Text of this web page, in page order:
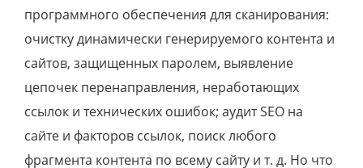
программного обеспечения для сканирования:
очистку динамически генерируемого контента и
сайтов, защищенных паролем, выявление
цепочек перенаправления, неработающих
ссылок и технических ошибок; аудит SEO на
сайте и факторов ссылок, поиск любого
фрагмента контента по всему сайту и т. д. Но что